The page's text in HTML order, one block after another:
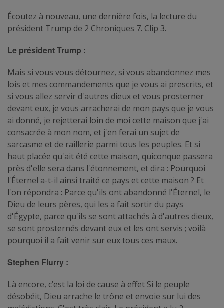
Écoutez à nouveau, une dernière fois, la lecture du
président Trump de 2 Chroniques 7. Clip 3.
Le président Trump :
Mais si vous vous détournez, si vous abandonnez mes
lois et mes commandements que je vous ai prescrits, et
si vous allez servir d'autres dieux et vous prosterner
devant eux, je vous arracherai de mon pays que je vous
ai donné, je rejetterai loin de moi cette maison que j'ai
consacrée à mon nom, et j'en ferai un sujet de
sarcasme et de raillerie parmi tous les peuples. Et si
haut placée qu'ait été cette maison, quiconque passera
près d'elle sera dans l'étonnement, et dira : Pourquoi
l'Éternel a-t-il ainsi traité ce pays et cette maison ? Et
l'on répondra : Parce qu'ils ont abandonné l'Éternel, le
Dieu de leurs pères, qui les a fait sortir du pays
d'Égypte, parce qu'ils se sont attachés à d'autres dieux,
se sont prosternés devant eux et les ont servis ; voilà
pourquoi il a fait venir sur eux tous ces maux.
Stephen Flurry :
Là encore, c’est la loi de cause à effet Si le peuple
désobéit, Dieu arrache le trône et envoie sur lui des